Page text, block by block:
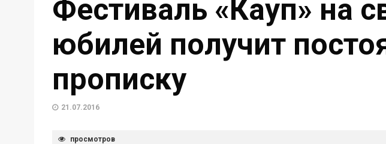
Фестиваль «Кауп» на
юбилей получит
прописку
21.07.2016
просмотров